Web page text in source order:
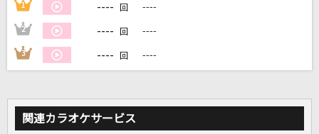
1 ---- 回 ----
2 ---- 回 ----
3 ---- 回 ----
関連カラオケサービス